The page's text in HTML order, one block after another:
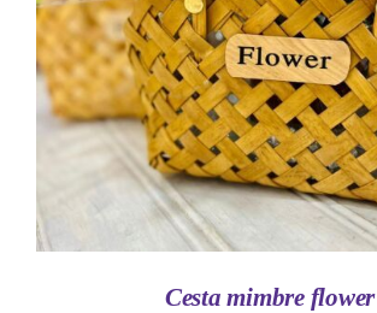
AÑADIR AL CARRITO
/
DETALLES
Cesta mimbre flower